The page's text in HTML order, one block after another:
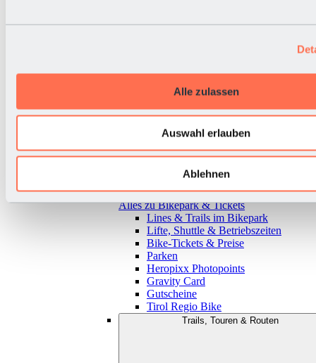
Alle zulassen
Auswahl erlauben
Ablehnen
Zurück
Alles zu Bikepark & Tickets
Lines & Trails im Bikepark
Lifte, Shuttle & Betriebszeiten
Bike-Tickets & Preise
Parken
Heropixx Photopoints
Gravity Card
Gutscheine
Tirol Regio Bike
Trails, Touren & Routen